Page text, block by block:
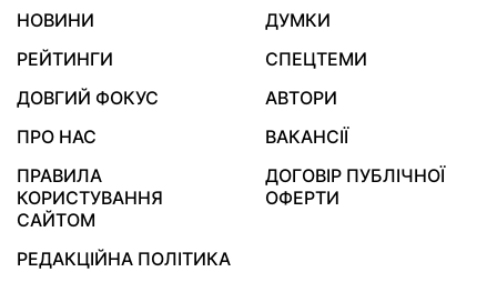
НОВИНИ
ДУМКИ
РЕЙТИНГИ
СПЕЦТЕМИ
ДОВГИЙ ФОКУС
АВТОРИ
ПРО НАС
ВАКАНСІЇ
ПРАВИЛА
КОРИСТУВАННЯ
САЙТОМ
ДОГОВІР ПУБЛІЧНОЇ
ОФЕРТИ
РЕДАКЦІЙНА ПОЛІТИКА